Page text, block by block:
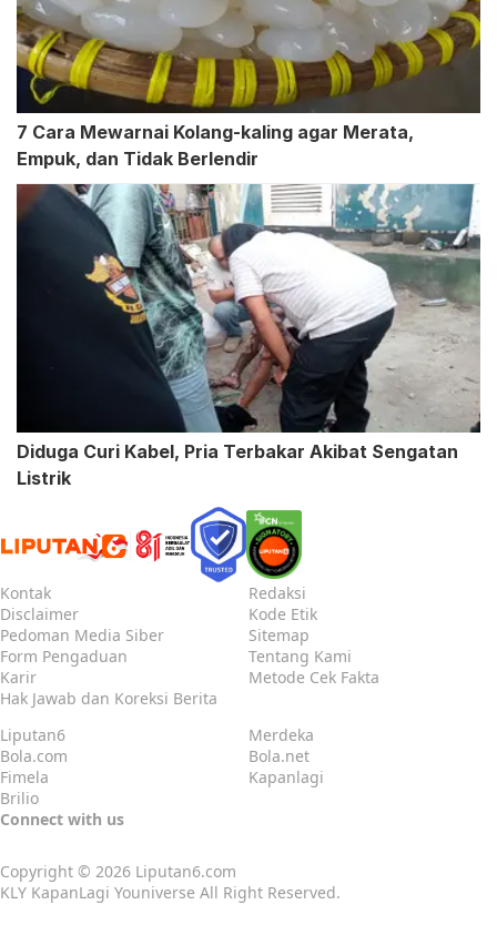
7 Cara Mewarnai Kolang-kaling agar Merata,
Empuk, dan Tidak Berlendir
Diduga Curi Kabel, Pria Terbakar Akibat Sengatan
Listrik
Kontak
Redaksi
Disclaimer
Kode Etik
Pedoman Media Siber
Sitemap
Form Pengaduan
Tentang Kami
Karir
Metode Cek Fakta
Hak Jawab dan Koreksi Berita
Liputan6
Merdeka
Bola.com
Bola.net
Fimela
Kapanlagi
Brilio
Connect with us
Copyright © 2026 Liputan6.com
KLY KapanLagi Youniverse All Right Reserved.